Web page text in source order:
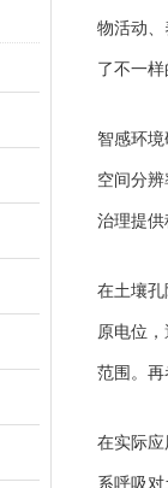
物活动
了不一样
智感环境
空间分
治理提供
在土壤孔
原电位
范围。再
在实际
系呼吸